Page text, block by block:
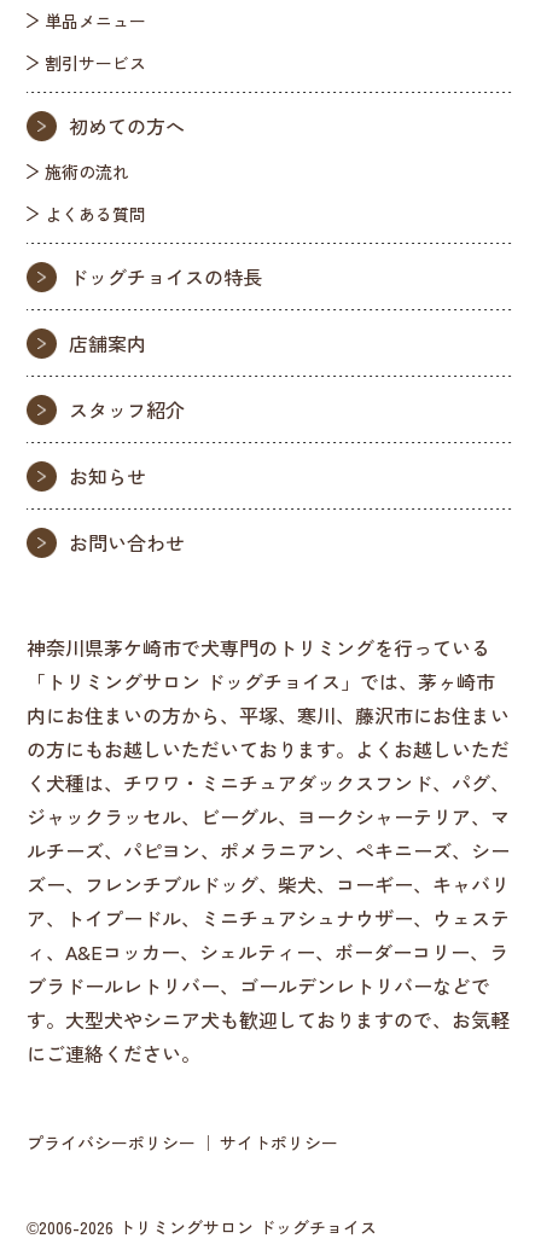
単品メニュー
割引サービス
初めての方へ
施術の流れ
よくある質問
ドッグチョイスの特長
店舗案内
スタッフ紹介
お知らせ
お問い合わせ
神奈川県茅ケ崎市で犬専門のトリミングを行っている
「トリミングサロン ドッグチョイス」では、茅ヶ崎市
内にお住まいの方から、平塚、寒川、藤沢市にお住まい
の方にもお越しいただいております。よくお越しいただ
く犬種は、チワワ・ミニチュアダックスフンド、パグ、
ジャックラッセル、ビーグル、ヨークシャーテリア、マ
ルチーズ、パピヨン、ポメラニアン、ペキニーズ、シー
ズー、フレンチブルドッグ、柴犬、コーギー、キャバリ
ア、トイプードル、ミニチュアシュナウザー、ウェステ
ィ、A&Eコッカー、シェルティー、ボーダーコリー、ラ
ブラドールレトリバー、ゴールデンレトリバーなどで
す。大型犬やシニア犬も歓迎しておりますので、お気軽
にご連絡ください。
プライバシーポリシー サイトポリシー
©2006-2026 トリミングサロン ドッグチョイス